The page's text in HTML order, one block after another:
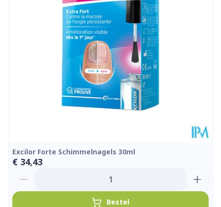
Hoeveelheid
30
Kamertemperatuur (15°C -
25°C)
Excilor Forte Schimmelnagels 30ml
€ 34,43
Bestel